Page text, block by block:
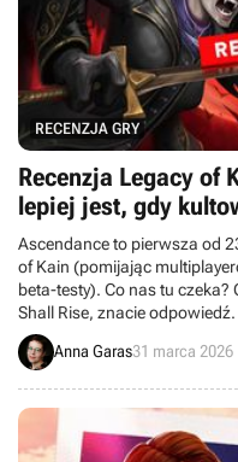
RECENZJA GRY
Recenzja Legacy of
lepiej jest, gdy
Ascendance to pierwsza od
of Kain (pomijając
beta-testy). Co nas tu czeka?
Shall Rise, znacie odpowiedź.
Anna Garas31 marca 2026